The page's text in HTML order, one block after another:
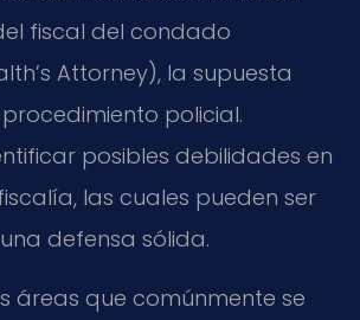
fiscal del condado
Attorney), la supuesta
policial.
posibles debilidades en
las cuales pueden ser
defensa sólida.
áreas que comúnmente se